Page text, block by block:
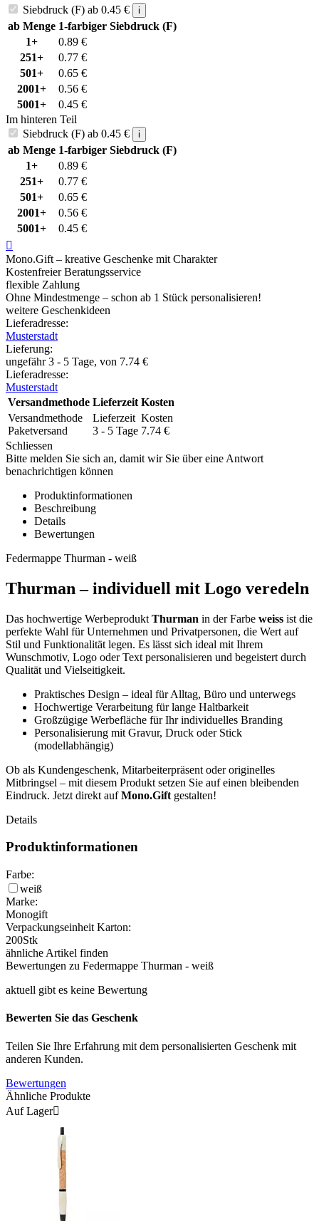
Siebdruck (F) ab 0.45 € i
ab Menge 1-farbiger Siebdruck (F)
1+
0.89 €
251+
0.77 €
501+
0.65 €
2001+
0.56 €
5001+
0.45 €
Im hinteren Teil
Siebdruck (F) ab 0.45 € i
ab Menge 1-farbiger Siebdruck (F)
1+
0.89 €
251+
0.77 €
501+
0.65 €
2001+
0.56 €
5001+
0.45 €

Mono.Gift – kreative Geschenke mit Charakter
Kostenfreier Beratungsservice
flexible Zahlung
Ohne Mindestmenge – schon ab 1 Stück personalisieren!
weitere Geschenkideen
Lieferadresse:
Musterstadt
Lieferung:
ungefähr 3 - 5 Tage, von 7.74 €
Lieferadresse:
Musterstadt
Versandmethode Lieferzeit Kosten
Versandmethode
Paketversand
Lieferzeit
3 - 5 Tage
Kosten
7.74 €
Schliessen
Bitte melden Sie sich an, damit wir Sie über eine Antwort
benachrichtigen können
Produktinformationen
Beschreibung
Details
Bewertungen
Federmappe Thurman - weiß
Thurman – individuell mit Logo veredeln
Das hochwertige Werbeprodukt Thurman in der Farbe weiss ist die
perfekte Wahl für Unternehmen und Privatpersonen, die Wert auf
Stil und Funktionalität legen. Es lässt sich ideal mit Ihrem
Wunschmotiv, Logo oder Text personalisieren und begeistert durch
Qualität und Vielseitigkeit.
Praktisches Design – ideal für Alltag, Büro und unterwegs
Hochwertige Verarbeitung für lange Haltbarkeit
Großzügige Werbefläche für Ihr individuelles Branding
Personalisierung mit Gravur, Druck oder Stick
(modellabhängig)
Ob als Kundengeschenk, Mitarbeiterpräsent oder originelles
Mitbringsel – mit diesem Produkt setzen Sie auf einen bleibenden
Eindruck. Jetzt direkt aufMono.Gift gestalten!
Details
Produktinformationen
Farbe:
weiß
Marke:
Monogift
Verpackungseinheit Karton:
200Stk
ähnliche Artikel finden
Bewertungen zu Federmappe Thurman - weiß
aktuell gibt es keine Bewertung
Bewerten Sie das Geschenk
Teilen Sie Ihre Erfahrung mit dem personalisierten Geschenk mit
anderen Kunden.
Bewertungen
Ähnliche Produkte
Auf Lager